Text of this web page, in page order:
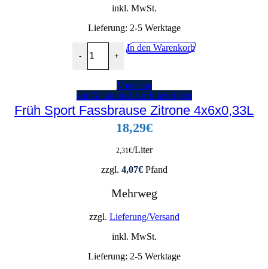
inkl. MwSt.
Lieferung: 2-5 Werktage
-
Coca Cola Cherry 12x1,0L Menge
+
In den Warenkorb
Vorschau
zur Getränke-Liste hinzufügen
Früh Sport Fassbrause Zitrone 4x6x0,33L
18,29€
2,31€/Liter
zzgl. 4,07€Pfand
Mehrweg
zzgl. Lieferung/Versand
inkl. MwSt.
Lieferung: 2-5 Werktage